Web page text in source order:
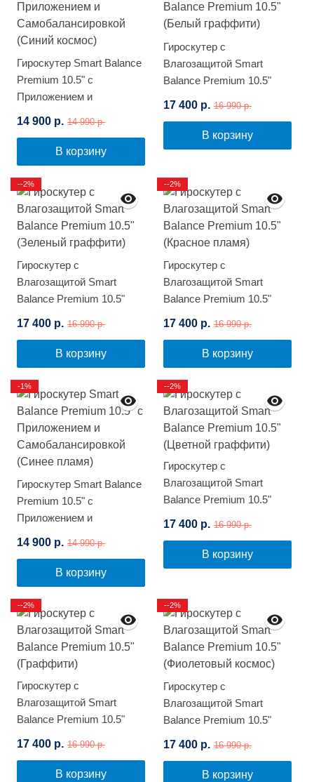
Гироскутер Smart Balance
Premium 10.5" с
Приложением и
(Синий космос)
14 900 р. 14 990 р.
В корзину
Гироскутер с
Влагозащитой Smart
Balance Premium 10.5"
17 400 р. 16 990 р.
В корзину
Гироскутер с
Влагозащитой Smart
Balance Premium 10.5"
17 400 р. 16 990 р.
В корзину
--2%
Гироскутер с
Влагозащитой Smart
Balance Premium 10.5"
17 400 р. 16 990 р.
В корзину
--2%
Гироскутер Smart Balance
Premium 10.5" с
Приложением и
(Синее пламя)
14 900 р. 14 990 р.
В корзину
-1%
Гироскутер с
Влагозащитой Smart
Balance Premium 10.5"
17 400 р. 16 990 р.
В корзину
--2%
Гироскутер с
Влагозащитой Smart
Balance Premium 10.5"
17 400 р. 16 990 р.
В корзину
--2%
Гироскутер с
Влагозащитой Smart
Balance Premium 10.5"
17 400 р. 16 990 р.
В корзину
--2%